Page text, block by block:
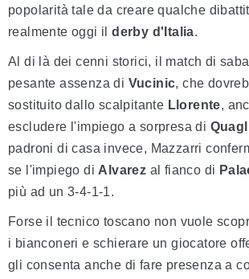
popolarità tale da creare qualche
realmente oggi ilderby d'Italia.
Al di là dei cenni storici, il match di
pesante assenza di Vucinic, che
sostituito dallo scalpitante Llorente,
escludere l'impiego a sorpresa di
padroni di casa invece, Mazzarri
se l'impiego di Alvarez al fianco di
più ad un 3-4-1-1.
Forse il tecnico toscano non vuole
i bianconeri e schierare un giocatore
gli consenta anche di fare presenza a